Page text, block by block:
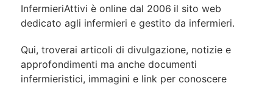
InfermieriAttivi è online dal 2006 il sito web
dedicato agli infermieri e gestito da infermieri.
Qui, troverai articoli di divulgazione, notizie e
approfondimenti ma anche documenti
infermieristici, immagini e link per conoscere